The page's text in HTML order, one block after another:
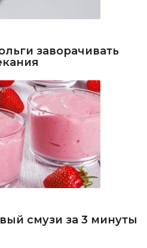
заворачивать
смузи за 3 минуты